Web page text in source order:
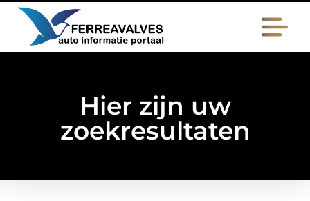
Hier zijn uw
zoekresultaten